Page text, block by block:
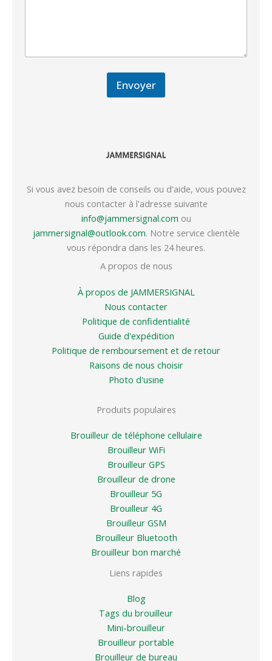
Envoyer
Si vous avez besoin de conseils ou d'aide, vous pouvez
nous contacter à l'adresse suivante
info@jammersignal.com ou
jammersignal@outlook.com. Notre service clientèle
vous répondra dans les 24 heures.
A propos de nous
À propos de JAMMERSIGNAL
Nous contacter
Politique de confidentialité
Guide d'expédition
Politique de remboursement et de retour
Raisons de nous choisir
Photo d'usine
Produits populaires
Brouilleur de téléphone cellulaire
Brouilleur WiFi
Brouilleur GPS
Brouilleur de drone
Brouilleur 5G
Brouilleur 4G
Brouilleur GSM
Brouilleur Bluetooth
Brouilleur bon marché
Liens rapides
Blog
Tags du brouilleur
Mini-brouilleur
Brouilleur portable
Brouilleur de bureau